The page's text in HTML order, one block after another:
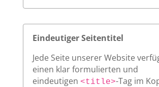
Eindeutiger Seitentitel
Jede Seite unserer Website
einen klar formulierten und
eindeutigen <title>-Tag im